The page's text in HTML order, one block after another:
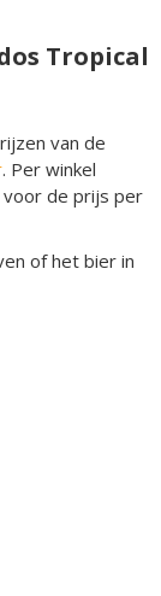
Tropical
van de
. Per winkel
voor de prijs per
of het bier in